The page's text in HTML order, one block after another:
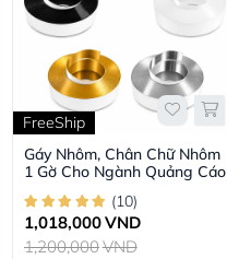
FreeShip
Gáy Nhôm, Chân Chữ Nhôm
1 Gờ Cho Ngành Quảng Cáo
(10)
1,018,000VND
1,200,000VND